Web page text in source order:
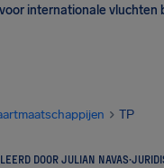
internationale vluchten
TP
DOOR JULIAN NAVAS·